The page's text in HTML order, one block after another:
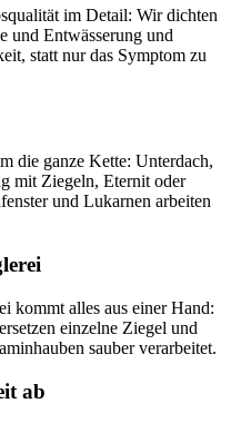
im Detail: Wir dichten
und Entwässerung und
statt nur das Symptom zu
die ganze Kette: Unterdach,
mit Ziegeln, Eternit oder
und Lukarnen arbeiten
kommt alles aus einer Hand:
einzelne Ziegel und
sauber verarbeitet.
ab